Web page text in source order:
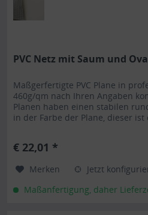
PVC Netz mit Saum und
Maßgerfertigte PVC Plane in
460g/qm nach Ihren Angaben
Planen haben einen stabilen
in der Farbe der Plane, dieser ist
ist UV-stabilisiert und somit
€ 22,01 *
Merken
Jetzt
Maßanfertigung, daher